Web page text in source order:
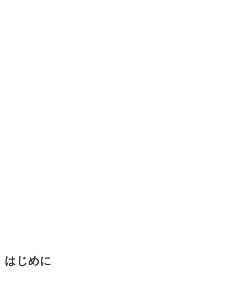
はじめに